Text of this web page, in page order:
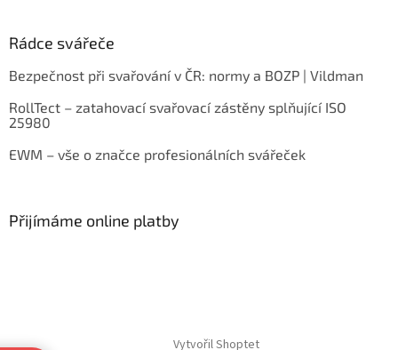
Rádce svářeče
Bezpečnost při svařování v ČR: normy a BOZP | Vildman
RollTect – zatahovací svařovací zástěny splňující ISO
25980
EWM – vše o značce profesionálních svářeček
Přijímáme online platby
Vytvořil Shoptet